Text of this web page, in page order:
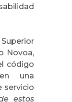
Novoa,
código
una
servicio
estos